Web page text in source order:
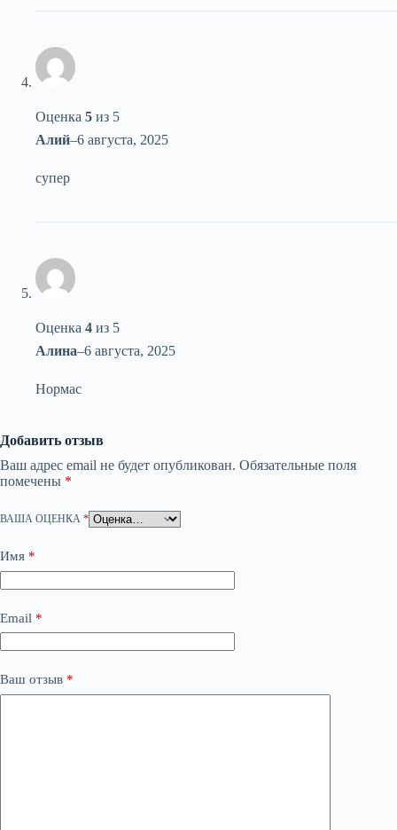
Оценка 5 из 5
Алий–6 августа, 2025
супер
Оценка 4 из 5
Алина–6 августа, 2025
Нормас
Добавить отзыв
Ваш адрес email не будет опубликован. Обязательные поля
помечены *
ВАША ОЦЕНКА *
Имя *
Email *
Ваш отзыв *